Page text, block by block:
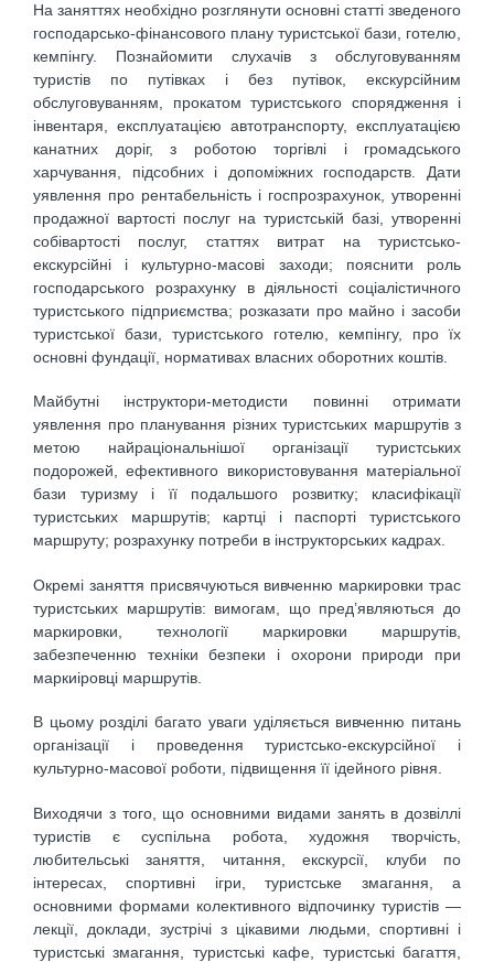
На заняттях необхідно розглянути основні статті зведеного
господарсько-фінансового плану туристської бази, готелю,
кемпінгу. Познайомити слухачів з обслуговуванням
туристів по путівках і без путівок, екскурсійним
обслуговуванням, прокатом туристського спорядження і
інвентаря, експлуатацією автотранспорту, експлуатацією
канатних доріг, з роботою торгівлі і громадського
харчування, підсобних і допоміжних господарств. Дати
уявлення про рентабельність і госпрозрахунок, утворенні
продажної вартості послуг на туристській базі, утворенні
собівартості послуг, статтях витрат на туристсько-
екскурсійні і культурно-масові заходи; пояснити роль
господарського розрахунку в діяльності соціалістичного
туристського підприємства; розказати про майно і засоби
туристської бази, туристського готелю, кемпінгу, про їх
основні фундації, нормативах власних оборотних коштів.
Майбутні інструктори-методисти повинні отримати
уявлення про планування різних туристських маршрутів з
метою найраціональнішої організації туристських
подорожей, ефективного використовування матеріальної
бази туризму і її подальшого розвитку; класифікації
туристських маршрутів; картці і паспорті туристського
маршруту; розрахунку потреби в інструкторських кадрах.
Окремі заняття присвячуються вивченню маркировки трас
туристських маршрутів: вимогам, що пред’являються до
маркировки, технології маркировки маршрутів,
забезпеченню техніки безпеки і охорони природи при
маркиіровці маршрутів.
В цьому розділі багато уваги уділяється вивченню питань
організації і проведення туристсько-екскурсійної і
культурно-масової роботи, підвищення її ідейного рівня.
Виходячи з того, що основними видами занять в дозвіллі
туристів є суспільна робота, художня творчість,
любительські заняття, читання, екскурсії, клуби по
інтересах, спортивні ігри, туристське змагання, а
основними формами колективного відпочинку туристів —
лекції, доклади, зустрічі з цікавими людьми, спортивні і
туристські змагання, туристські кафе, туристські багаття,